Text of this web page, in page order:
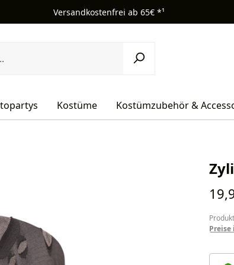
Versandkostenfrei ab 65€ *¹
Kostüme Kostümzubehör &
Preise